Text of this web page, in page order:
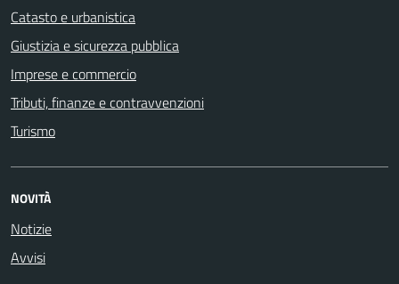
Catasto e urbanistica
Giustizia e sicurezza pubblica
Imprese e commercio
Tributi, finanze e contravvenzioni
Turismo
NOVITÀ
Notizie
Avvisi